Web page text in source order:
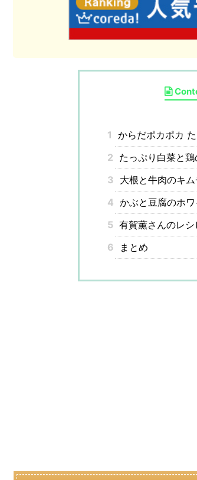
1 からだポカポカ
2 たっぷり白菜と
3 大根と牛肉のキ
4 かぶと豆腐のホ
5 有賀薫さんのレシ
6
まとめ